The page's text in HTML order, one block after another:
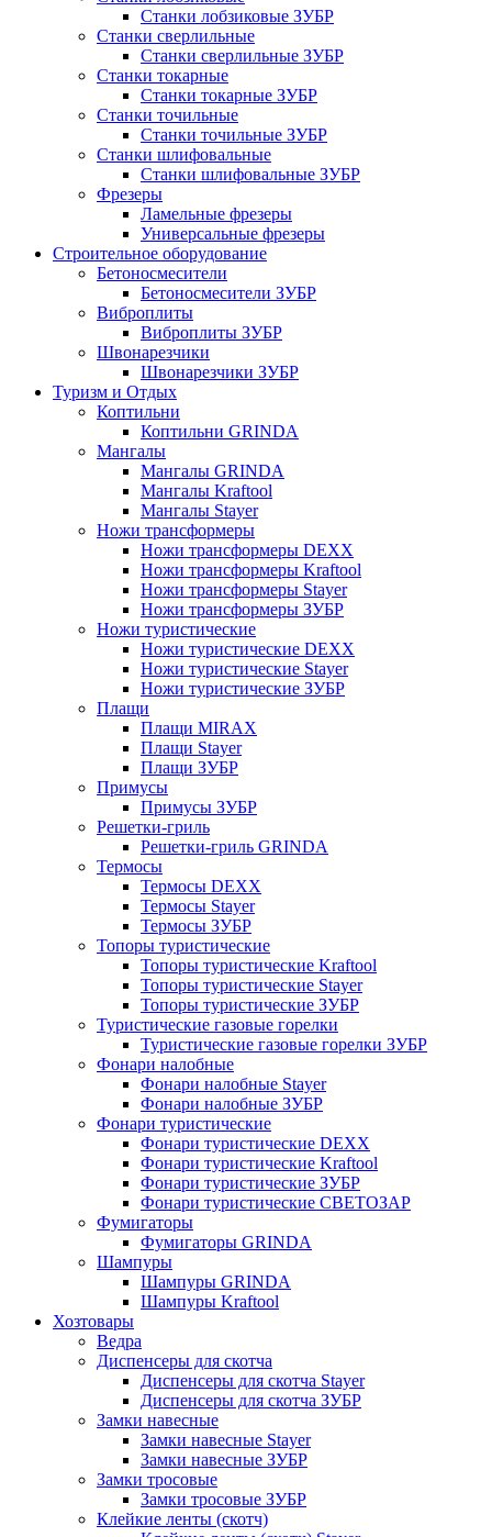
Станки лобзиковые ЗУБР
Станки сверлильные
Станки сверлильные ЗУБР
Станки токарные
Станки токарные ЗУБР
Станки точильные
Станки точильные ЗУБР
Станки шлифовальные
Станки шлифовальные ЗУБР
Фрезеры
Ламельные фрезеры
Универсальные фрезеры
Строительное оборудование
Бетоносмесители
Бетоносмесители ЗУБР
Виброплиты
Виброплиты ЗУБР
Швонарезчики
Швонарезчики ЗУБР
Туризм и Отдых
Коптильни
Коптильни GRINDA
Мангалы
Мангалы GRINDA
Мангалы Kraftool
Мангалы Stayer
Ножи трансформеры
Ножи трансформеры DEXX
Ножи трансформеры Kraftool
Ножи трансформеры Stayer
Ножи трансформеры ЗУБР
Ножи туристические
Ножи туристические DEXX
Ножи туристические Stayer
Ножи туристические ЗУБР
Плащи
Плащи MIRAX
Плащи Stayer
Плащи ЗУБР
Примусы
Примусы ЗУБР
Решетки-гриль
Решетки-гриль GRINDA
Термосы
Термосы DEXX
Термосы Stayer
Термосы ЗУБР
Топоры туристические
Топоры туристические Kraftool
Топоры туристические Stayer
Топоры туристические ЗУБР
Туристические газовые горелки
Туристические газовые горелки ЗУБР
Фонари налобные
Фонари налобные Stayer
Фонари налобные ЗУБР
Фонари туристические
Фонари туристические DEXX
Фонари туристические Kraftool
Фонари туристические ЗУБР
Фонари туристические СВЕТОЗАР
Фумигаторы
Фумигаторы GRINDA
Шампуры
Шампуры GRINDA
Шампуры Kraftool
Хозтовары
Ведра
Диспенсеры для скотча
Диспенсеры для скотча Stayer
Диспенсеры для скотча ЗУБР
Замки навесные
Замки навесные Stayer
Замки навесные ЗУБР
Замки тросовые
Замки тросовые ЗУБР
Клейкие ленты (скотч)